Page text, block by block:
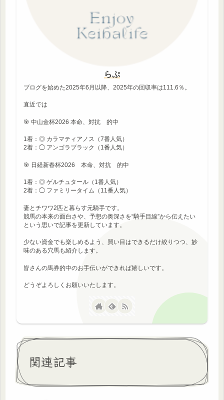
らぷ
ブログを始めた2025年6月以降、2025年の回収率は111.6％。
直近では
🎯 中山金杯2026 本命、対抗 的中
1着：◎ カラマティアノス（7番人気）
2着：◯ アンゴラブラック（1番人気）
🎯 日経新春杯2026 本命、対抗 的中
1着：◎ ゲルチュタール（1番人気）
2着：◯ ファミリータイム（11番人気）
妻とチワワ2匹と暮らす元騎手です。
競馬の本来の面白さや、予想の奥深さを“騎手目線”から伝えたい
という思いで記事を更新しています。
少ない資金でも楽しめるよう、買い目はできるだけ絞りつつ、妙
味のある穴馬も紹介します。
皆さんの馬券的中のお手伝いができれば嬉しいです。
どうぞよろしくお願いいたします。
関連記事